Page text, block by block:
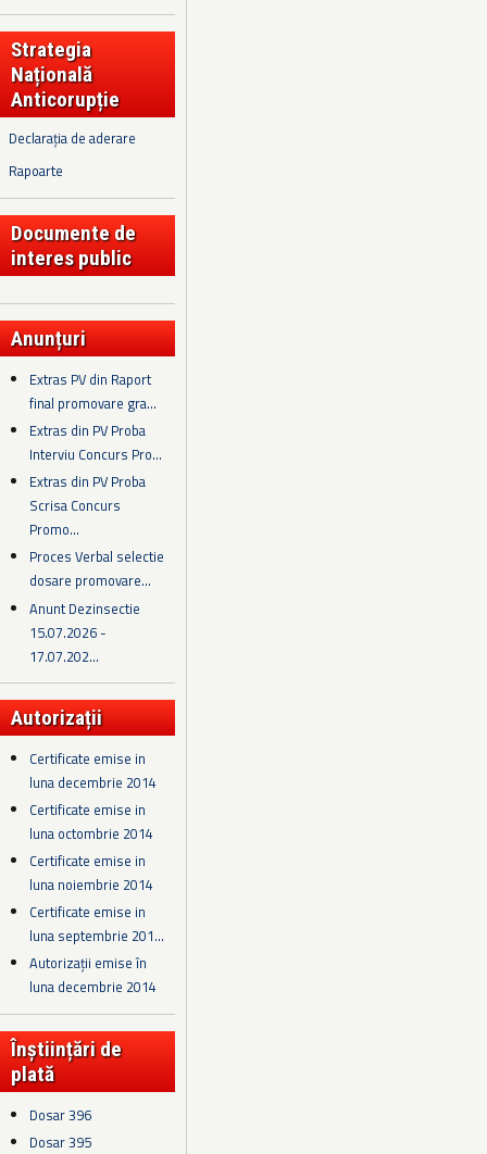
Strategia
Națională
Anticorupție
Declarația de aderare
Rapoarte
Documente de
interes public
Anunțuri
Extras PV din Raport
final promovare gra...
Extras din PV Proba
Interviu Concurs Pro...
Extras din PV Proba
Scrisa Concurs
Promo...
Proces Verbal selectie
dosare promovare...
Anunt Dezinsectie
15.07.2026 -
17.07.202...
Autorizații
Certificate emise in
luna decembrie 2014
Certificate emise in
luna octombrie 2014
Certificate emise in
luna noiembrie 2014
Certificate emise in
luna septembrie 201...
Autorizații emise în
luna decembrie 2014
Înștiințări de
plată
Dosar 396
Dosar 395